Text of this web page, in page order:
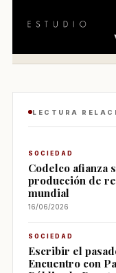
LECTURA
SOCIEDAD
Codelco afianza
producción de
mundial
16/06/2026
SOCIEDAD
Escribir el
Encuentro con